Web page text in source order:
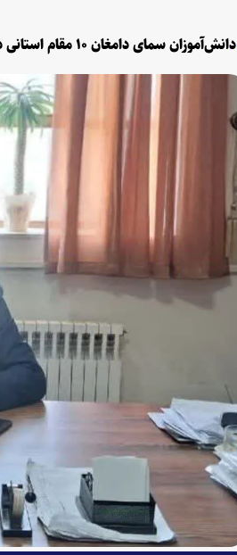
دانش‌آموزان سمای دامغان ۱۰ مقام استانی در مسابقات طرح قدس و پاسداشت زبان فارسی کسب کردند